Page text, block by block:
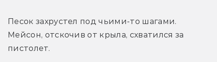
Песок захрустел под чьими-то шагами.
Мейсон, отскочив от крыла, схватился за
пистолет.